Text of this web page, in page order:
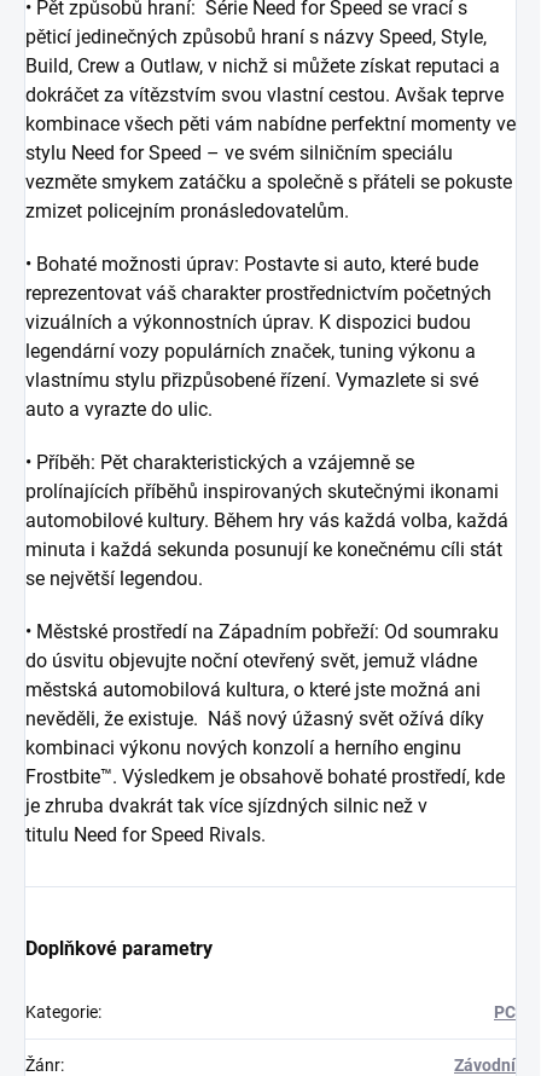
• Pět způsobů hraní: Série Need for Speed se vrací s
pěticí jedinečných způsobů hraní s názvy Speed, Style,
Build, Crew a Outlaw, v nichž si můžete získat reputaci a
dokráčet za vítězstvím svou vlastní cestou. Avšak teprve
kombinace všech pěti vám nabídne perfektní momenty ve
stylu Need for Speed – ve svém silničním speciálu
vezměte smykem zatáčku a společně s přáteli se pokuste
zmizet policejním pronásledovatelům.
• Bohaté možnosti úprav: Postavte si auto, které bude
reprezentovat váš charakter prostřednictvím početných
vizuálních a výkonnostních úprav. K dispozici budou
legendární vozy populárních značek, tuning výkonu a
vlastnímu stylu přizpůsobené řízení. Vymazlete si své
auto a vyrazte do ulic.
• Příběh: Pět charakteristických a vzájemně se
prolínajících příběhů inspirovaných skutečnými ikonami
automobilové kultury. Během hry vás každá volba, každá
minuta i každá sekunda posunují ke konečnému cíli stát
se největší legendou.
• Městské prostředí na Západním pobřeží: Od soumraku
do úsvitu objevujte noční otevřený svět, jemuž vládne
městská automobilová kultura, o které jste možná ani
nevěděli, že existuje. Náš nový úžasný svět ožívá díky
kombinaci výkonu nových konzolí a herního enginu
Frostbite™. Výsledkem je obsahově bohaté prostředí, kde
je zhruba dvakrát tak více sjízdných silnic než v
titulu Need for Speed Rivals.
Doplňkové parametry
Kategorie: PC
Žánr: Závodní